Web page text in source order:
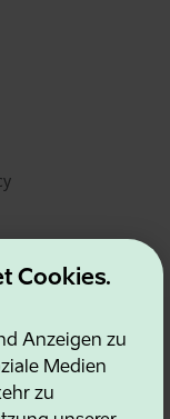
Cookies.
Anzeigen zu
Medien
zu